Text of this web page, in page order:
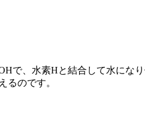
で、水素Hと結合して水にな
るのです。